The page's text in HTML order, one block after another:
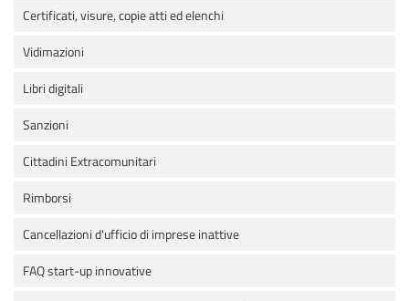
Certificati, visure, copie atti ed elenchi
Vidimazioni
Libri digitali
Sanzioni
Cittadini Extracomunitari
Rimborsi
Cancellazioni d'ufficio di imprese inattive
FAQ start-up innovative